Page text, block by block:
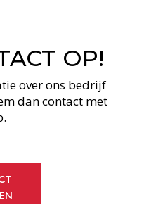
OP!
over ons bedrijf
dan contact met